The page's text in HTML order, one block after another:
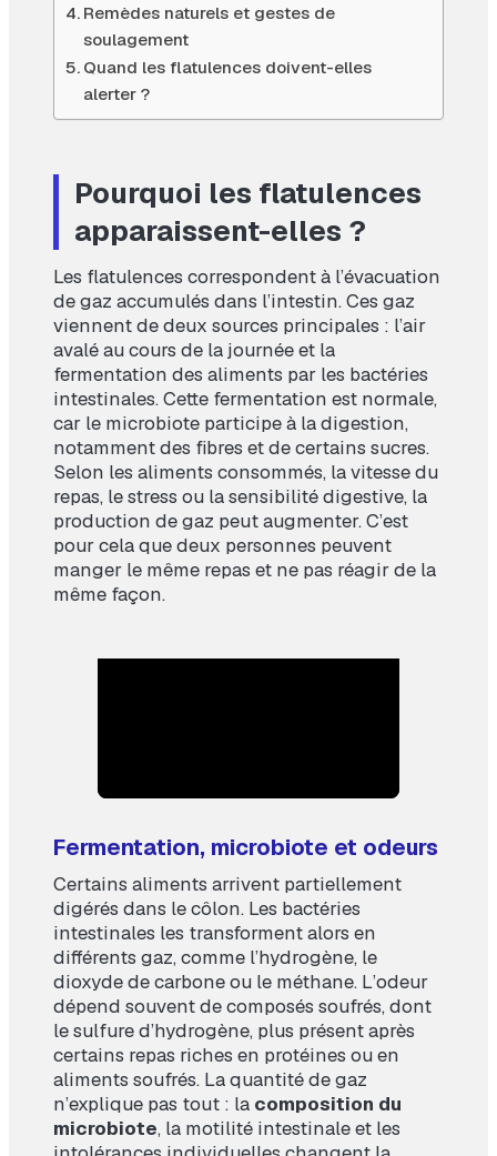
Remèdes naturels et gestes de
soulagement
Quand les flatulences doivent-elles
alerter ?
Pourquoi les flatulences
apparaissent-elles ?
Les flatulences correspondent à l’évacuation
de gaz accumulés dans l’intestin. Ces gaz
viennent de deux sources principales : l’air
avalé au cours de la journée et la
fermentation des aliments par les bactéries
intestinales. Cette fermentation est normale,
car le microbiote participe à la digestion,
notamment des fibres et de certains sucres.
Selon les aliments consommés, la vitesse du
repas, le stress ou la sensibilité digestive, la
production de gaz peut augmenter. C’est
pour cela que deux personnes peuvent
manger le même repas et ne pas réagir de la
même façon.
Fermentation, microbiote et odeurs
Certains aliments arrivent partiellement
digérés dans le côlon. Les bactéries
intestinales les transforment alors en
différents gaz, comme l’hydrogène, le
dioxyde de carbone ou le méthane. L’odeur
dépend souvent de composés soufrés, dont
le sulfure d’hydrogène, plus présent après
certains repas riches en protéines ou en
aliments soufrés. La quantité de gaz
n’explique pas tout : la composition du
microbiote, la motilité intestinale et les